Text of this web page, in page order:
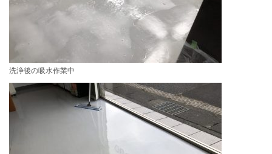
洗浄後の吸水作業中